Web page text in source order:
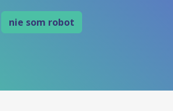
nie som robot